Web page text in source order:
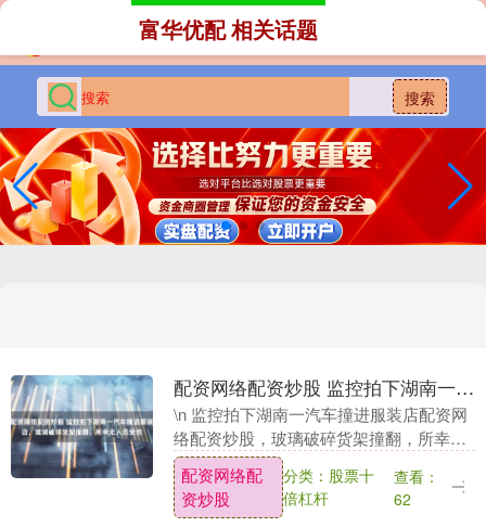
搜索
富华优配 相关话题
配资网络配资炒股 监控拍下湖南一汽车撞进服装店，玻璃破碎货架撞翻，所幸无人员受伤
\n 监控拍下湖南一汽车撞进服装店配资网
络配资炒股，玻璃破碎货架撞翻，所幸无
人员受伤....
配资网络配
资炒股
分类：股票十
倍杠杆
查看：
62